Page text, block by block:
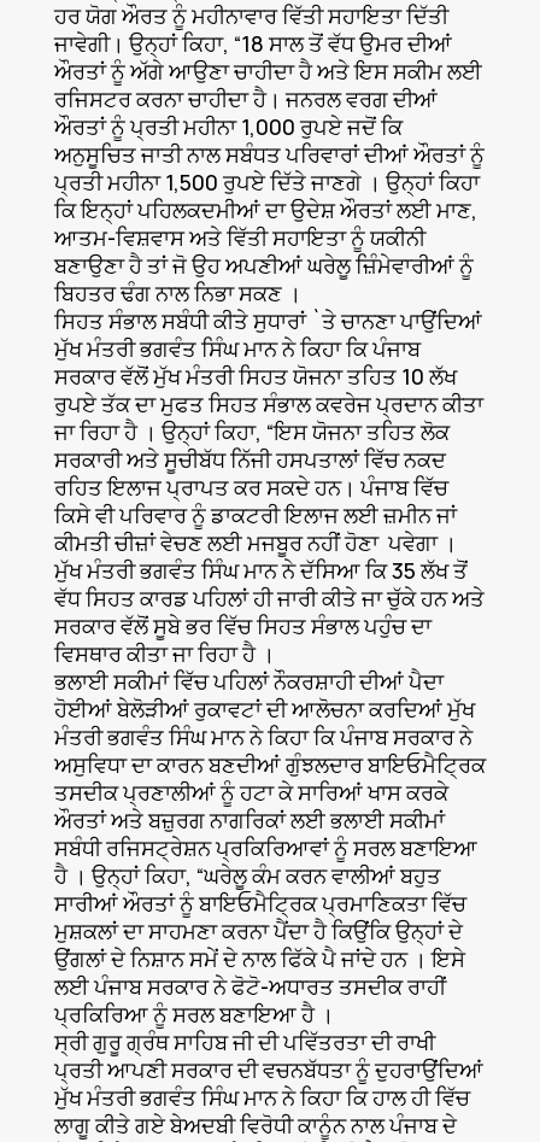
ਹਰ ਯੋਗ ਔਰਤ ਨੂੰ ਮਹੀਨਾਵਾਰ ਵਿੱਤੀ ਸਹਾਇਤਾ ਦਿੱਤੀ
ਜਾਵੇਗੀ। ਉਨ੍ਹਾਂ ਕਿਹਾ, “18 ਸਾਲ ਤੋਂ ਵੱਧ ਉਮਰ ਦੀਆਂ
ਔਰਤਾਂ ਨੂੰ ਅੱਗੇ ਆਉਣਾ ਚਾਹੀਦਾ ਹੈ ਅਤੇ ਇਸ ਸਕੀਮ ਲਈ
ਰਜਿਸਟਰ ਕਰਨਾ ਚਾਹੀਦਾ ਹੈ। ਜਨਰਲ ਵਰਗ ਦੀਆਂ
ਔਰਤਾਂ ਨੂੰ ਪ੍ਰਤੀ ਮਹੀਨਾ 1,000 ਰੁਪਏ ਜਦੋਂ ਕਿ
ਅਨੁਸੂਚਿਤ ਜਾਤੀ ਨਾਲ ਸਬੰਧਤ ਪਰਿਵਾਰਾਂ ਦੀਆਂ ਔਰਤਾਂ ਨੂੰ
ਪ੍ਰਤੀ ਮਹੀਨਾ 1,500 ਰੁਪਏ ਦਿੱਤੇ ਜਾਣਗੇ । ਉਨ੍ਹਾਂ ਕਿਹਾ
ਕਿ ਇਨ੍ਹਾਂ ਪਹਿਲਕਦਮੀਆਂ ਦਾ ਉਦੇਸ਼ ਔਰਤਾਂ ਲਈ ਮਾਣ,
ਆਤਮ-ਵਿਸ਼ਵਾਸ ਅਤੇ ਵਿੱਤੀ ਸਹਾਇਤਾ ਨੂੰ ਯਕੀਨੀ
ਬਣਾਉਣਾ ਹੈ ਤਾਂ ਜੋ ਉਹ ਅਪਣੀਆਂ ਘਰੇਲੂ ਜ਼ਿੰਮੇਵਾਰੀਆਂ ਨੂੰ
ਬਿਹਤਰ ਢੰਗ ਨਾਲ ਨਿਭਾ ਸਕਣ ।
ਸਿਹਤ ਸੰਭਾਲ ਸਬੰਧੀ ਕੀਤੇ ਸੁਧਾਰਾਂ `ਤੇ ਚਾਨਣਾ ਪਾਉਂਦਿਆਂ
ਮੁੱਖ ਮੰਤਰੀ ਭਗਵੰਤ ਸਿੰਘ ਮਾਨ ਨੇ ਕਿਹਾ ਕਿ ਪੰਜਾਬ
ਸਰਕਾਰ ਵੱਲੋਂ ਮੁੱਖ ਮੰਤਰੀ ਸਿਹਤ ਯੋਜਨਾ ਤਹਿਤ 10 ਲੱਖ
ਰੁਪਏ ਤੱਕ ਦਾ ਮੁਫਤ ਸਿਹਤ ਸੰਭਾਲ ਕਵਰੇਜ ਪ੍ਰਦਾਨ ਕੀਤਾ
ਜਾ ਰਿਹਾ ਹੈ । ਉਨ੍ਹਾਂ ਕਿਹਾ, “ਇਸ ਯੋਜਨਾ ਤਹਿਤ ਲੋਕ
ਸਰਕਾਰੀ ਅਤੇ ਸੂਚੀਬੱਧ ਨਿੱਜੀ ਹਸਪਤਾਲਾਂ ਵਿੱਚ ਨਕਦ
ਰਹਿਤ ਇਲਾਜ ਪ੍ਰਾਪਤ ਕਰ ਸਕਦੇ ਹਨ। ਪੰਜਾਬ ਵਿੱਚ
ਕਿਸੇ ਵੀ ਪਰਿਵਾਰ ਨੂੰ ਡਾਕਟਰੀ ਇਲਾਜ ਲਈ ਜ਼ਮੀਨ ਜਾਂ
ਕੀਮਤੀ ਚੀਜ਼ਾਂ ਵੇਚਣ ਲਈ ਮਜਬੂਰ ਨਹੀਂ ਹੋਣਾ ਪਵੇਗਾ ।
ਮੁੱਖ ਮੰਤਰੀ ਭਗਵੰਤ ਸਿੰਘ ਮਾਨ ਨੇ ਦੱਸਿਆ ਕਿ 35 ਲੱਖ ਤੋਂ
ਵੱਧ ਸਿਹਤ ਕਾਰਡ ਪਹਿਲਾਂ ਹੀ ਜਾਰੀ ਕੀਤੇ ਜਾ ਚੁੱਕੇ ਹਨ ਅਤੇ
ਸਰਕਾਰ ਵੱਲੋਂ ਸੂਬੇ ਭਰ ਵਿੱਚ ਸਿਹਤ ਸੰਭਾਲ ਪਹੁੰਚ ਦਾ
ਵਿਸਥਾਰ ਕੀਤਾ ਜਾ ਰਿਹਾ ਹੈ ।
ਭਲਾਈ ਸਕੀਮਾਂ ਵਿੱਚ ਪਹਿਲਾਂ ਨੌਕਰਸ਼ਾਹੀ ਦੀਆਂ ਪੈਦਾ
ਹੋਈਆਂ ਬੇਲੋੜੀਆਂ ਰੁਕਾਵਟਾਂ ਦੀ ਆਲੋਚਨਾ ਕਰਦਿਆਂ ਮੁੱਖ
ਮੰਤਰੀ ਭਗਵੰਤ ਸਿੰਘ ਮਾਨ ਨੇ ਕਿਹਾ ਕਿ ਪੰਜਾਬ ਸਰਕਾਰ ਨੇ
ਅਸੁਵਿਧਾ ਦਾ ਕਾਰਨ ਬਣਦੀਆਂ ਗੁੰਝਲਦਾਰ ਬਾਇਓਮੈਟ੍ਰਿਕ
ਤਸਦੀਕ ਪ੍ਰਣਾਲੀਆਂ ਨੂੰ ਹਟਾ ਕੇ ਸਾਰਿਆਂ ਖਾਸ ਕਰਕੇ
ਔਰਤਾਂ ਅਤੇ ਬਜ਼ੁਰਗ ਨਾਗਰਿਕਾਂ ਲਈ ਭਲਾਈ ਸਕੀਮਾਂ
ਸਬੰਧੀ ਰਜਿਸਟ੍ਰੇਸ਼ਨ ਪ੍ਰਕਿਰਿਆਵਾਂ ਨੂੰ ਸਰਲ ਬਣਾਇਆ
ਹੈ । ਉਨ੍ਹਾਂ ਕਿਹਾ, “ਘਰੇਲੂ ਕੰਮ ਕਰਨ ਵਾਲੀਆਂ ਬਹੁਤ
ਸਾਰੀਆਂ ਔਰਤਾਂ ਨੂੰ ਬਾਇਓਮੈਟ੍ਰਿਕ ਪ੍ਰਮਾਣਿਕਤਾ ਵਿੱਚ
ਮੁਸ਼ਕਲਾਂ ਦਾ ਸਾਹਮਣਾ ਕਰਨਾ ਪੈਂਦਾ ਹੈ ਕਿਉਂਕਿ ਉਨ੍ਹਾਂ ਦੇ
ਉਂਗਲਾਂ ਦੇ ਨਿਸ਼ਾਨ ਸਮੇਂ ਦੇ ਨਾਲ ਫਿੱਕੇ ਪੈ ਜਾਂਦੇ ਹਨ । ਇਸੇ
ਲਈ ਪੰਜਾਬ ਸਰਕਾਰ ਨੇ ਫੋਟੋ-ਅਧਾਰਤ ਤਸਦੀਕ ਰਾਹੀਂ
ਪ੍ਰਕਿਰਿਆ ਨੂੰ ਸਰਲ ਬਣਾਇਆ ਹੈ ।
ਸ੍ਰੀ ਗੁਰੂ ਗ੍ਰੰਥ ਸਾਹਿਬ ਜੀ ਦੀ ਪਵਿੱਤਰਤਾ ਦੀ ਰਾਖੀ
ਪ੍ਰਤੀ ਆਪਣੀ ਸਰਕਾਰ ਦੀ ਵਚਨਬੱਧਤਾ ਨੂੰ ਦੁਹਰਾਉਂਦਿਆਂ
ਮੁੱਖ ਮੰਤਰੀ ਭਗਵੰਤ ਸਿੰਘ ਮਾਨ ਨੇ ਕਿਹਾ ਕਿ ਹਾਲ ਹੀ ਵਿੱਚ
ਲਾਗੂ ਕੀਤੇ ਗਏ ਬੇਅਦਬੀ ਵਿਰੋਧੀ ਕਾਨੂੰਨ ਨਾਲ ਪੰਜਾਬ ਦੇ